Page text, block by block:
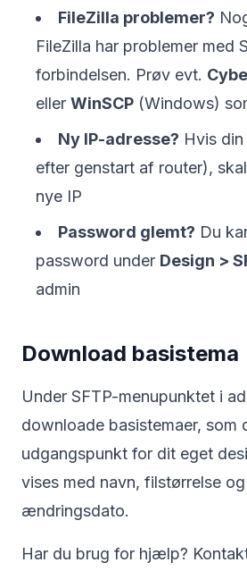
FileZilla problemer?
FileZilla har problemer med
forbindelsen. Prøv evt.
eller WinSCP (Windows)
Ny IP-adresse? Hvis
efter genstart af router),
nye IP
Password glemt? Du
password under Design >
admin
Download basistema
Under SFTP-menupunktet i
downloade basistemaer, som
udgangspunkt for dit eget
vises med navn, filstørrelse
ændringsdato.
Har du brug for hjælp?